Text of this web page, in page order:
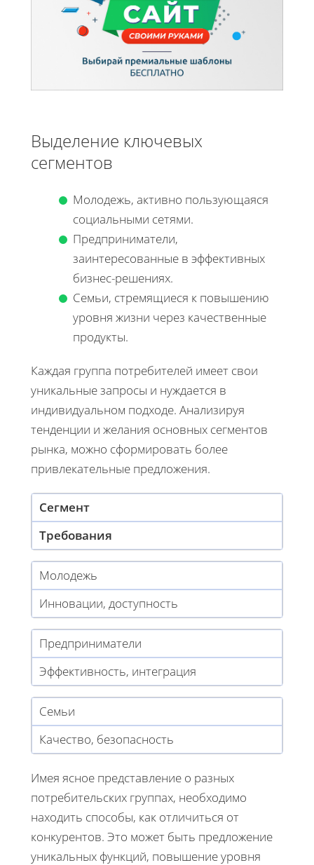
Выделение ключевых
сегментов
Молодежь, активно пользующаяся
социальными сетями.
Предприниматели,
заинтересованные в эффективных
бизнес-решениях.
Семьи, стремящиеся к повышению
уровня жизни через качественные
продукты.
Каждая группа потребителей имеет свои
уникальные запросы и нуждается в
индивидуальном подходе. Анализируя
тенденции и желания основных сегментов
рынка, можно сформировать более
привлекательные предложения.
Сегмент
Требования
Молодежь
Инновации, доступность
Предприниматели
Эффективность, интеграция
Семьи
Качество, безопасность
Имея ясное представление о разных
потребительских группах, необходимо
находить способы, как отличиться от
конкурентов. Это может быть предложение
уникальных функций, повышение уровня